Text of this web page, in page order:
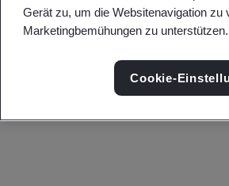
Gerät zu, um die Websitenavigation
Marketingbemühungen zu unterstützen.
Cookie-